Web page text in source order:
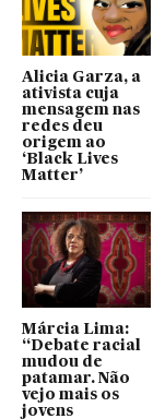
Alicia Garza, a
ativista cuja
mensagem nas
redes deu
origem ao
‘Black Lives
Matter’
Márcia Lima:
“Debate racial
mudou de
patamar. Não
vejo mais os
jovens